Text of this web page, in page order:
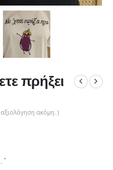
πρήξει
ακόμη. )